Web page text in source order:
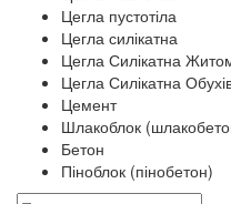
Цегла пустотіла
Цегла силікатна
Цегла Силікатна
Цегла Силікатна
Цемент
Шлакоблок
Бетон
Піноблок (пінобетон)